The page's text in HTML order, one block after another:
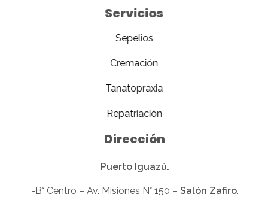
Servicios
Sepelios
Cremación
Tanatopraxia
Repatriación
Dirección
Puerto Iguazú.
-B° Centro – Av. Misiones N° 150 – Salón Zafiro.